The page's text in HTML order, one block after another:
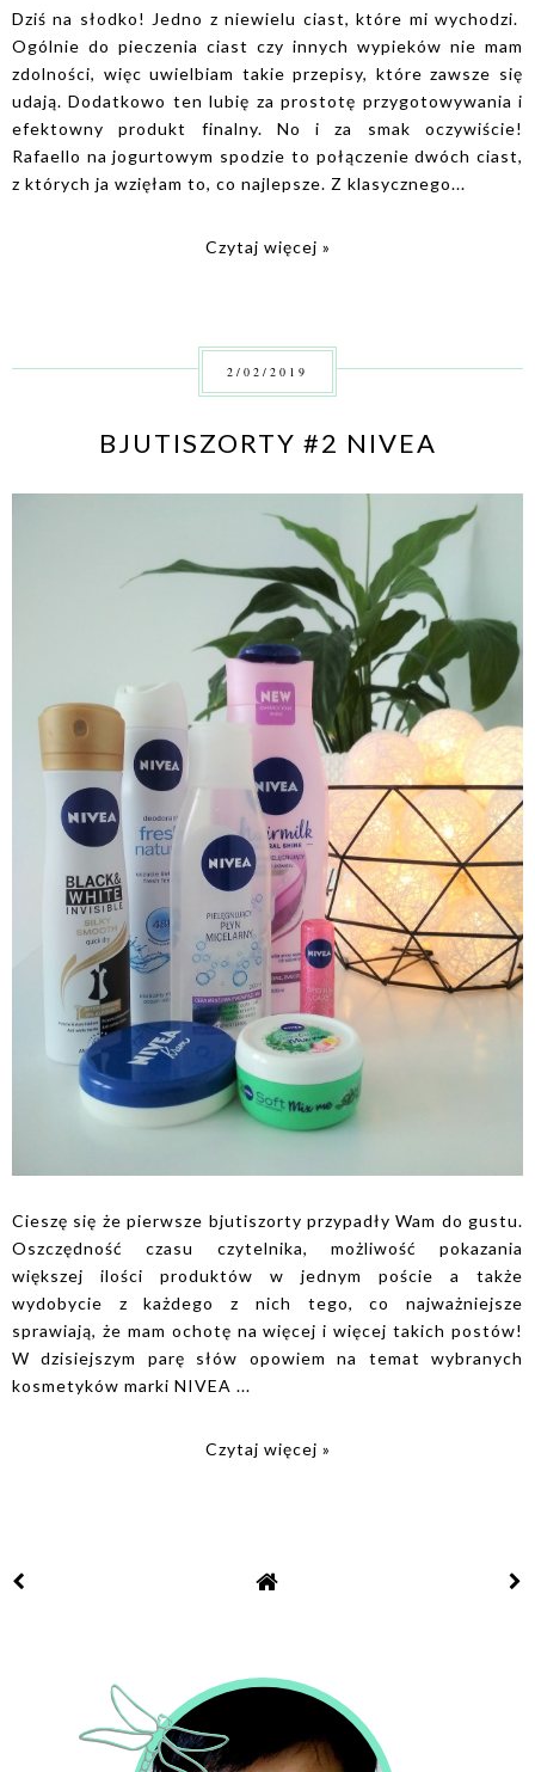
Dziś na słodko! Jedno z niewielu ciast, które mi wychodzi.
Ogólnie do pieczenia ciast czy innych wypieków nie mam
zdolności, więc uwielbiam takie przepisy, które zawsze się
udają. Dodatkowo ten lubię za prostotę przygotowywania i
efektowny produkt finalny. No i za smak oczywiście!
Rafaello na jogurtowym spodzie to połączenie dwóch ciast,
z których ja wzięłam to, co najlepsze. Z klasycznego...
Czytaj więcej »
2/02/2019
BJUTISZORTY #2 NIVEA
Cieszę się że pierwsze bjutiszorty przypadły Wam do gustu.
Oszczędność czasu czytelnika, możliwość pokazania
większej ilości produktów w jednym poście a także
wydobycie z każdego z nich tego, co najważniejsze
sprawiają, że mam ochotę na więcej i więcej takich postów!
W dzisiejszym parę słów opowiem na temat wybranych
kosmetyków marki NIVEA ...
Czytaj więcej »